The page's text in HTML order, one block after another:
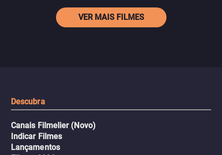
VER MAIS FILMES
Descubra
Canais Filmelier (Novo)
Indicar Filmes
Lançamentos